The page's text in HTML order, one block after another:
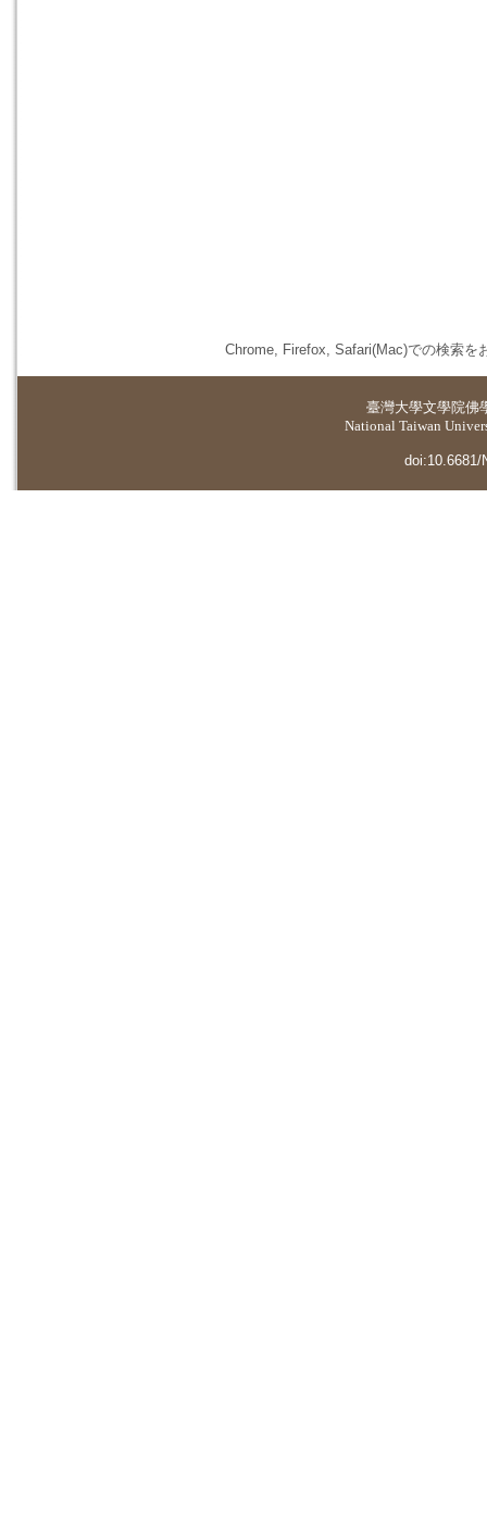
Chrome, Firefox, Safari(Mac)での検索を
臺灣大學文學院佛
National Taiwan
doi:10.6681/